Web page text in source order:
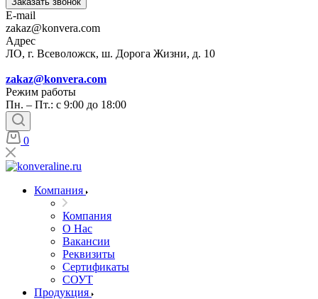
E-mail
zakaz@konvera.com
Адрес
ЛО, г. Всеволожск, ш. Дорога Жизни, д. 10
zakaz@konvera.com
Режим работы
Пн. – Пт.: с 9:00 до 18:00
0
Компания
Компания
О Нас
Вакансии
Реквизиты
Сертификаты
СОУТ
Продукция